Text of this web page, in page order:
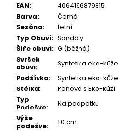
EAN:
4064196879815
Barva:
Černá
Sezóna:
Letní
Typ Obuvi: Sandály
Šíře obuvi: G (běžná)
Svršek
obuvi:
Syntetika eko-kůže
Podšívka:
Syntetika eko-kůže
Stélka:
Pěnová s Eko-kůží
Typ
Podešve:
Na podpatku
Výše
podešve:
1.0 cm